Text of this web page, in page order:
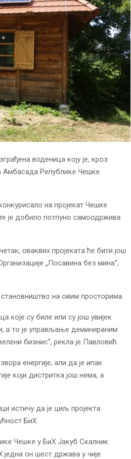
воденицa коју је, кроз
Амбасада Републике Чешке
на пројекат Чешке
је добило потпуно самоодржива
оваквих пројеката ће бити још
„Посавина без мина“,
на овим просторима.
које су биле или су још увијек
а то је управљање деминираним
бизнис“, рекла је Павловић.
енергије, али да је ипак
који дистритка још нема, а
истичу да је циљ пројекта
БиХ.
Чешке у БиХ Јакуб Скалник
једна он шест држава у чије